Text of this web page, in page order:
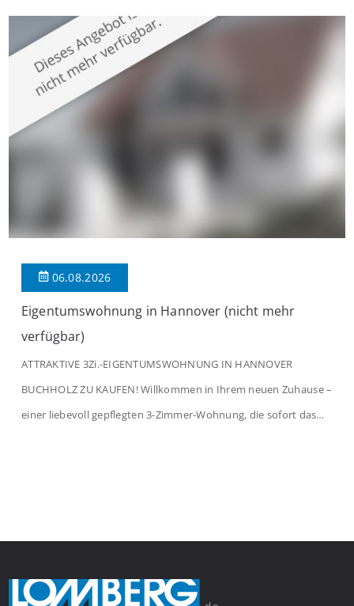
großzügige Räume und eine hochwertige Ausstattung, die
modernen Wohnkomfort mit einem stilvollen Ambiente
verbindet. Der […]
06.08.2026
Eigentumswohnung in Hannover (nicht mehr
verfügbar)
ATTRAKTIVE 3Zi.-EIGENTUMSWOHNUNG IN HANNOVER
BUCHHOLZ ZU KAUFEN! Willkommen in Ihrem neuen Zuhause –
einer liebevoll gepflegten 3-Zimmer-Wohnung, die sofort das